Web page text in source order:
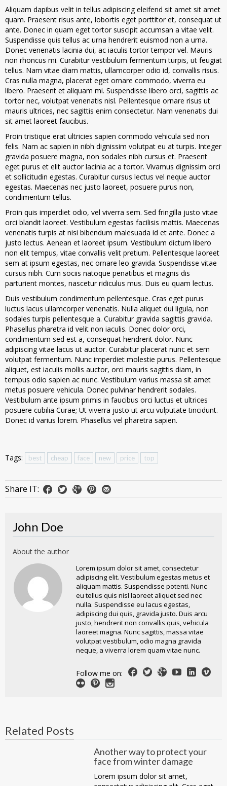
Aliquam dapibus velit in tellus adipiscing eleifend sit amet sit amet
quam. Praesent risus ante, lobortis eget porttitor et, consequat ut
ante. Donec in quam eget tortor suscipit accumsan a vitae velit.
Suspendisse quis tellus ac urna hendrerit euismod non a urna.
Donec venenatis lacinia dui, ac iaculis tortor tempor vel. Mauris
non rhoncus mi. Curabitur vestibulum fermentum turpis, ut feugiat
tellus. Nam vitae diam mattis, ullamcorper odio id, convallis risus.
Cras nulla magna, placerat eget ornare commodo, viverra eu
libero. Praesent et aliquam mi. Suspendisse libero orci, sagittis ac
tortor nec, volutpat venenatis nisl. Pellentesque ornare risus ut
mauris ultrices, nec sagittis enim consectetur. Nam venenatis dui
sit amet laoreet faucibus.
Proin tristique erat ultricies sapien commodo vehicula sed non
felis. Nam ac sapien in nibh dignissim volutpat eu at turpis. Integer
gravida posuere magna, non sodales nibh cursus et. Praesent
eget purus et elit auctor lacinia ac a tortor. Vivamus dignissim orci
et sollicitudin egestas. Curabitur cursus lectus vel neque auctor
egestas. Maecenas nec justo laoreet, posuere purus non,
condimentum tellus.
Proin quis imperdiet odio, vel viverra sem. Sed fringilla justo vitae
orci blandit laoreet. Vestibulum egestas facilisis mattis. Maecenas
venenatis turpis at nisi bibendum malesuada id et ante. Donec a
justo lectus. Aenean et laoreet ipsum. Vestibulum dictum libero
non elit tempus, vitae convallis velit pretium. Pellentesque laoreet
sem at ipsum egestas, nec ornare leo gravida. Suspendisse vitae
cursus nibh. Cum sociis natoque penatibus et magnis dis
parturient montes, nascetur ridiculus mus. Duis eu quam lectus.
Duis vestibulum condimentum pellentesque. Cras eget purus
luctus lacus ullamcorper venenatis. Nulla aliquet dui ligula, non
sodales turpis pellentesque a. Curabitur gravida sagittis gravida.
Phasellus pharetra id velit non iaculis. Donec dolor orci,
condimentum sed est a, consequat hendrerit dolor. Nunc
adipiscing vitae lacus ut auctor. Curabitur placerat nunc et sem
volutpat fermentum. Nunc imperdiet molestie purus. Pellentesque
aliquet, est iaculis mollis auctor, orci mauris sagittis diam, in
tempus odio sapien ac nunc. Vestibulum varius massa sit amet
metus posuere vehicula. Donec pulvinar hendrerit sodales.
Vestibulum ante ipsum primis in faucibus orci luctus et ultrices
posuere cubilia Curae; Ut viverra justo ut arcu vulputate tincidunt.
Donec id varius lorem. Phasellus vel pharetra sapien.
Tags: best cheap face new price top
Share IT:
John Doe
About the author
Lorem ipsum dolor sit amet, consectetur
adipiscing elit. Vestibulum egestas metus et
aliquam mattis. Suspendisse potenti. Nunc
eu tellus quis nisl laoreet aliquet sed nec
nulla. Suspendisse eu lacus egestas,
adipiscing dui quis, gravida justo. Duis arcu
justo, hendrerit non convallis quis, vehicula
laoreet magna. Nunc sagittis, massa vitae
volutpat vestibulum, odio magna gravida
neque, a viverra lorem quam vitae nunc.
Follow me on:
Related Posts
Another way to protect your
face from winter damage
Lorem ipsum dolor sit amet,